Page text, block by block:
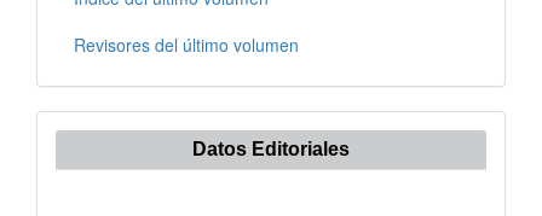
Revisores del último volumen
Datos Editoriales